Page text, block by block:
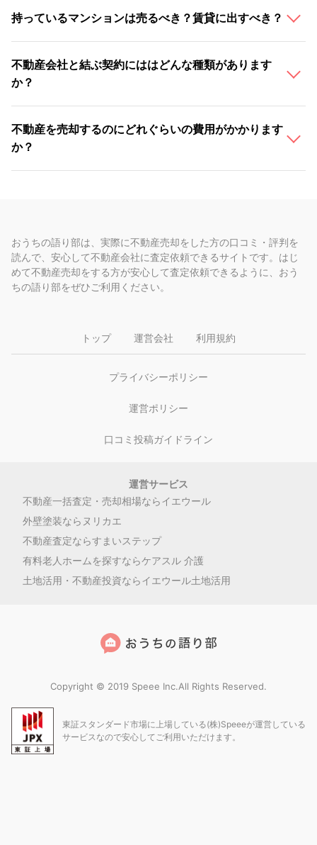
持っているマンションは売るべき？賃貸に出すべき？
不動産会社と結ぶ契約にははどんな種類があります
か？
不動産を売却するのにどれぐらいの費用がかかります
か？
おうちの語り部は、実際に不動産売却をした方の口コミ・評判を
読んで、安心して不動産会社に査定依頼できるサイトです。はじ
めて不動産売却をする方が安心して査定依頼できるように、おう
ちの語り部をぜひご利用ください。
トップ 運営会社 利用規約
プライバシーポリシー
運営ポリシー
口コミ投稿ガイドライン
運営サービス
不動産一括査定・売却相場ならイエウール
外壁塗装ならヌリカエ
不動産査定ならすまいステップ
有料老人ホームを探すならケアスル 介護
土地活用・不動産投資ならイエウール土地活用
Copyright © 2019 Speee Inc.All Rights Reserved.
東証スタンダード市場に上場している(株)Speeeが運営している
サービスなので安心してご利用いただけます。